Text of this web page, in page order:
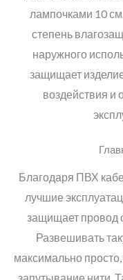
лампочками 10
степень
наружного
защищает
воздействия и
Благодаря ПВХ
лучшие
защищает провод
Развешивать
максимально
запутывание нити.